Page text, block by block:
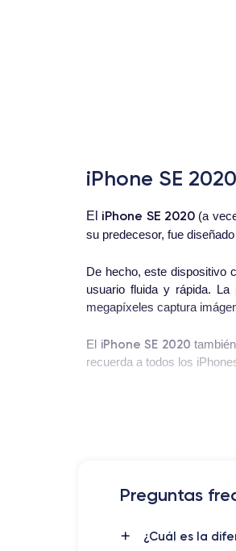
iPhone SE
El iPhone SE 2020(a
su predecesor, fue
De hecho, este dispositivo
usuario fluida y rápida. La
megapíxeles captura
El iPhone SE 2020
recuerda a todos los
El iPhone SE fue lanzado
Preguntas
¿Cuál es la